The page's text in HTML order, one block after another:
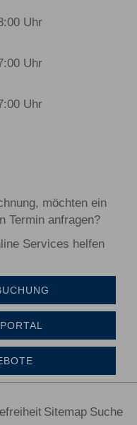
Uhr
Uhr
Uhr
möchten ein
Termin anfragen?
Services helfen
Sitemap Suche